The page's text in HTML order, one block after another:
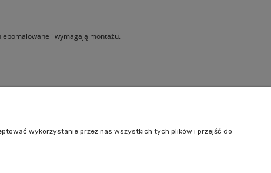
i wymagają montażu.
O nas
wykorzystanie przez nas wszystkich tych plików i przejść do